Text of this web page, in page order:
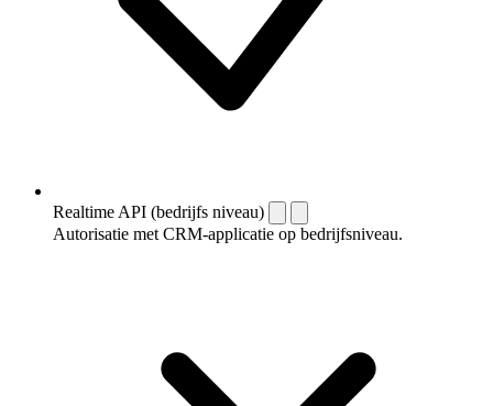
Realtime API (bedrijfs niveau)
Autorisatie met CRM-applicatie op bedrijfsniveau.